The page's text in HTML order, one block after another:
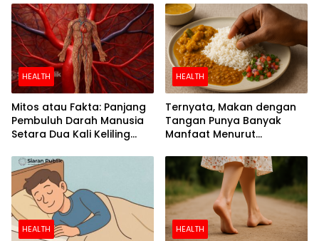
HEALTH
Mitos atau Fakta: Panjang
Pembuluh Darah Manusia
Setara Dua Kali Keliling
HEALTH
Ternyata, Makan dengan
Tangan Punya Banyak
Manfaat Menurut
HEALTH HEALTH